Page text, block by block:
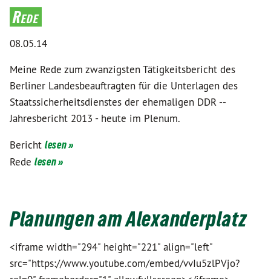
Rede
08.05.14
Meine Rede zum zwanzigsten Tätigkeitsbericht des
Berliner Landesbeauftragten für die Unterlagen des
Staatssicherheitsdienstes der ehemaligen DDR --
Jahresbericht 2013 - heute im Plenum.
Bericht lesen »
Rede lesen »
Planungen am Alexanderplatz
<iframe width="294" height="221" align="left"
src="https://www.youtube.com/embed/vvIu5zlPVjo?